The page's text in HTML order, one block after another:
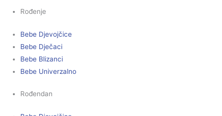
Rođenje
Bebe Djevojčice
Bebe Dječaci
Bebe Blizanci
Bebe Univerzalno
Rođendan